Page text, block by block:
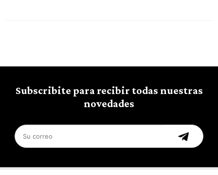
Subscribite para recibir todas nuestras
novedades